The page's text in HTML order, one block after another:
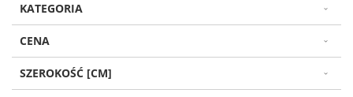
KATEGORIA
CENA
SZEROKOŚĆ [CM]